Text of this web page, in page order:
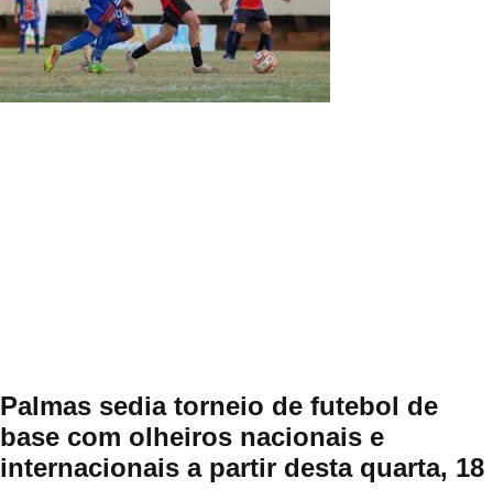
Palmas sedia torneio de futebol de
base com olheiros nacionais e
internacionais a partir desta quarta, 18